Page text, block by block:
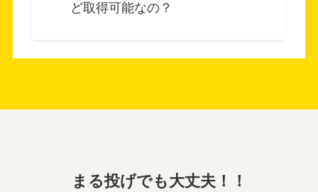
ど取得可能なの？
まる投げでも大丈夫！！